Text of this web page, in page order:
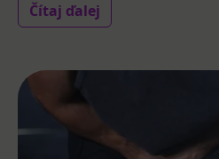
Čítaj ďalej